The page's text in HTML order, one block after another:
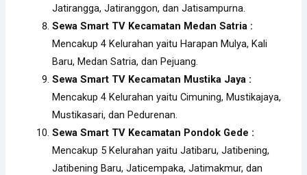
Jatirangga, Jatiranggon, dan Jatisampurna.
Sewa Smart TV Kecamatan Medan Satria :
Mencakup 4 Kelurahan yaitu Harapan Mulya, Kali
Baru, Medan Satria, dan Pejuang.
Sewa Smart TV Kecamatan Mustika Jaya :
Mencakup 4 Kelurahan yaitu Cimuning, Mustikajaya,
Mustikasari, dan Pedurenan.
Sewa Smart TV Kecamatan Pondok Gede :
Mencakup 5 Kelurahan yaitu Jatibaru, Jatibening,
Jatibening Baru, Jaticempaka, Jatimakmur, dan